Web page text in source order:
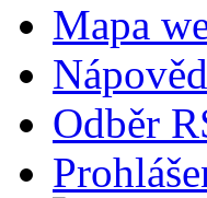
Mapa
Odběr